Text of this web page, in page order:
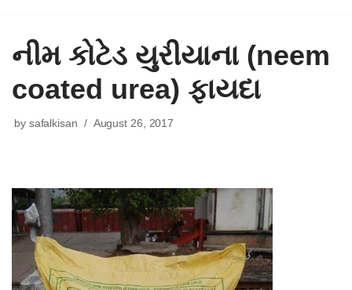
નીમ કોટેડ યુરીયાના (neem
coated urea) ફાયદા
by safalkisan August 26, 2017